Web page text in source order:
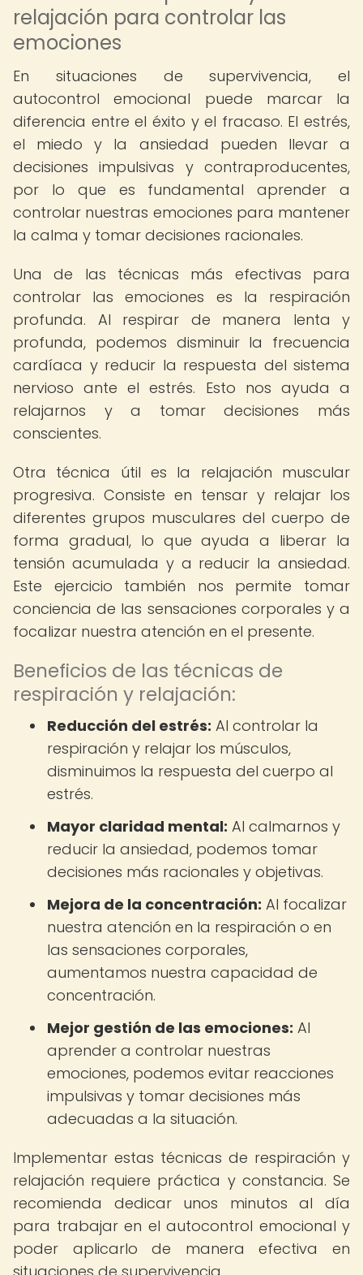
relajación para controlar las
emociones
En situaciones de supervivencia, el
autocontrol emocional puede marcar la
diferencia entre el éxito y el fracaso. El estrés,
el miedo y la ansiedad pueden llevar a
decisiones impulsivas y contraproducentes,
por lo que es fundamental aprender a
controlar nuestras emociones para mantener
la calma y tomar decisiones racionales.
Una de las técnicas más efectivas para
controlar las emociones es la respiración
profunda. Al respirar de manera lenta y
profunda, podemos disminuir la frecuencia
cardíaca y reducir la respuesta del sistema
nervioso ante el estrés. Esto nos ayuda a
relajarnos y a tomar decisiones más
conscientes.
Otra técnica útil es la relajación muscular
progresiva. Consiste en tensar y relajar los
diferentes grupos musculares del cuerpo de
forma gradual, lo que ayuda a liberar la
tensión acumulada y a reducir la ansiedad.
Este ejercicio también nos permite tomar
conciencia de las sensaciones corporales y a
focalizar nuestra atención en el presente.
Beneficios de las técnicas de
respiración y relajación:
Reducción del estrés: Al controlar la
respiración y relajar los músculos,
disminuimos la respuesta del cuerpo al
estrés.
Mayor claridad mental: Al calmarnos y
reducir la ansiedad, podemos tomar
decisiones más racionales y objetivas.
Mejora de la concentración: Al focalizar
nuestra atención en la respiración o en
las sensaciones corporales,
aumentamos nuestra capacidad de
concentración.
Mejor gestión de las emociones: Al
aprender a controlar nuestras
emociones, podemos evitar reacciones
impulsivas y tomar decisiones más
adecuadas a la situación.
Implementar estas técnicas de respiración y
relajación requiere práctica y constancia. Se
recomienda dedicar unos minutos al día
para trabajar en el autocontrol emocional y
poder aplicarlo de manera efectiva en